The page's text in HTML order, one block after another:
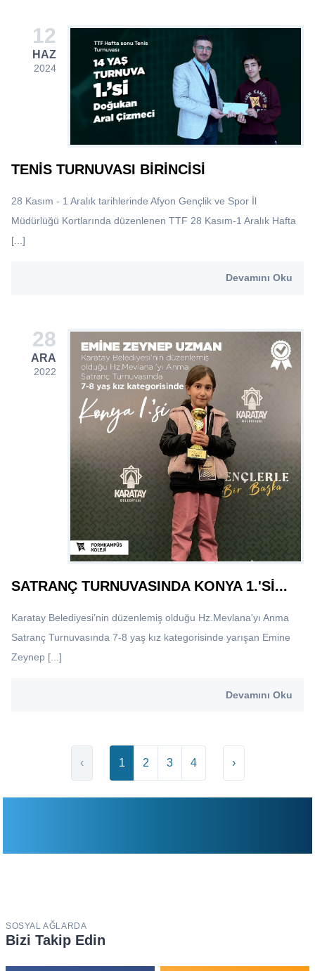
12
HAZ
2024
TENIS TURNUVASI BIRINCISI
28 Kasım - 1 Aralık tarihlerinde Afyon Gençlik ve Spor İl
Müdürlüğü Kortlarında düzenlenen TTF 28 Kasım-1 Aralık Hafta
[...]
Devamını Oku
28
ARA
2022
SATRANÇ TURNUVASINDA KONYA 1.'Sİ...
Karatay Belediyesi’nin düzenlemiş olduğu Hz.Mevlana'yı Anma
Satranç Turnuvasında 7-8 yaş kız kategorisinde yarışan Emine
Zeynep [...]
Devamını Oku
‹ 1 2 3 4 ›
SOSYAL AĞLARDA
Bizi Takip Edin